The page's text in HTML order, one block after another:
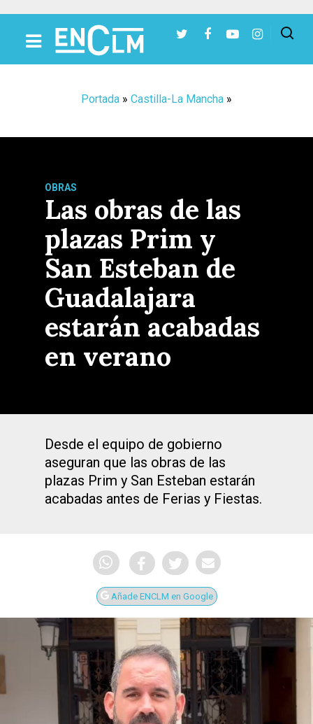
Portada » Castilla-La Mancha »
OBRAS
Las obras de las
plazas Prim y
San Esteban de
Guadalajara
estarán acabadas
en verano
Desde el equipo de gobierno
aseguran que las obras de las
plazas Prim y San Esteban estarán
acabadas antes de Ferias y Fiestas.
Añade ENCLM en Google